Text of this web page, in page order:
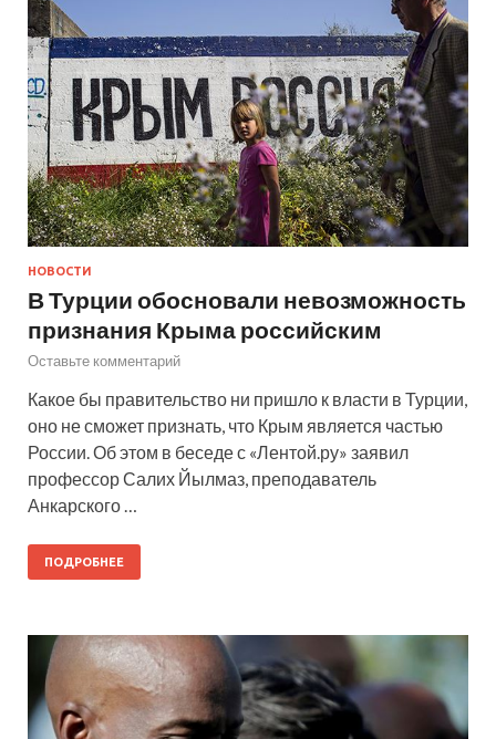
НОВОСТИ
В Турции обосновали невозможность
признания Крыма российским
Оставьте комментарий
Какое бы правительство ни пришло к власти в Турции,
оно не сможет признать, что Крым является частью
России. Об этом в беседе с «Лентой.ру» заявил
профессор Салих Йылмаз, преподаватель
Анкарского …
ПОДРОБНЕЕ